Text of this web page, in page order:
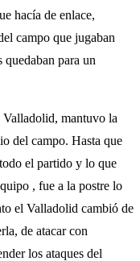
hacía de enlace,
campo que jugaban
para un
mantuvo la
del campo. Hasta que
el partido y lo que
, fue a la postre lo
el Valladolid cambió de
de atacar con
los ataques del